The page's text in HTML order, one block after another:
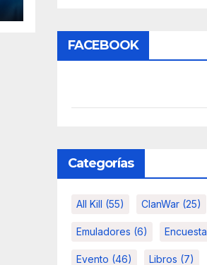
FACEBOOK
Categorías
All Kill (55) ClanWar(25)
Emuladores (6) Encuesta
Evento (46) Libros (7)